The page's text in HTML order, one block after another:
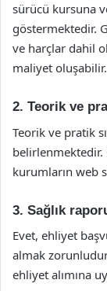
sürücü kursuna
göstermektedir.
ve harçlar dahil
maliyet oluşabilir.
2. Teorik ve
Teorik ve pratik
kurumların web
3. Sağlık
Evet, ehliyet
almak
ehliyet alımına